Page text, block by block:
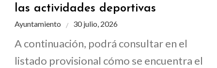
las actividades deportivas
Ayuntamiento 30 julio, 2026
A continuación, podrá consultar en el
listado provisional cómo se encuentra el